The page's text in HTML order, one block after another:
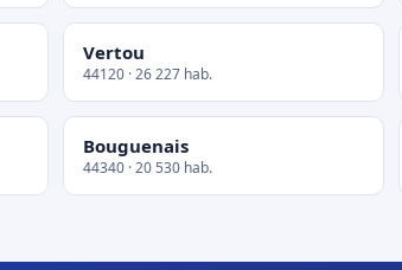
Vertou
44120 · 26 227 hab.
Bouguenais
44340 · 20 530 hab.